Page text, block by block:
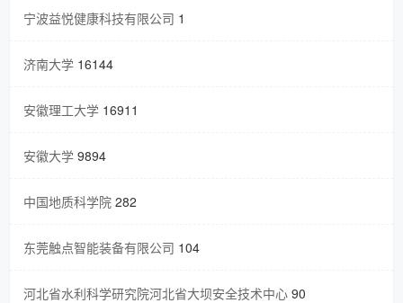
宁波益悦健康科技有限公司 1
济南大学 16144
安徽理工大学 16911
安徽大学 9894
中国地质科学院 282
东莞触点智能装备有限公司 104
河北省水利科学研究院河北省大坝安全技术中心 90